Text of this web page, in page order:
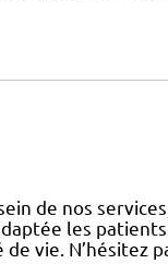
de nos
les
vie. N’hésitez